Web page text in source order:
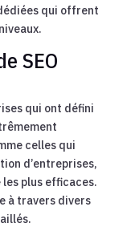
qui offrent
SEO
qui ont défini
celles qui
d’entreprises,
plus efficaces.
à travers divers